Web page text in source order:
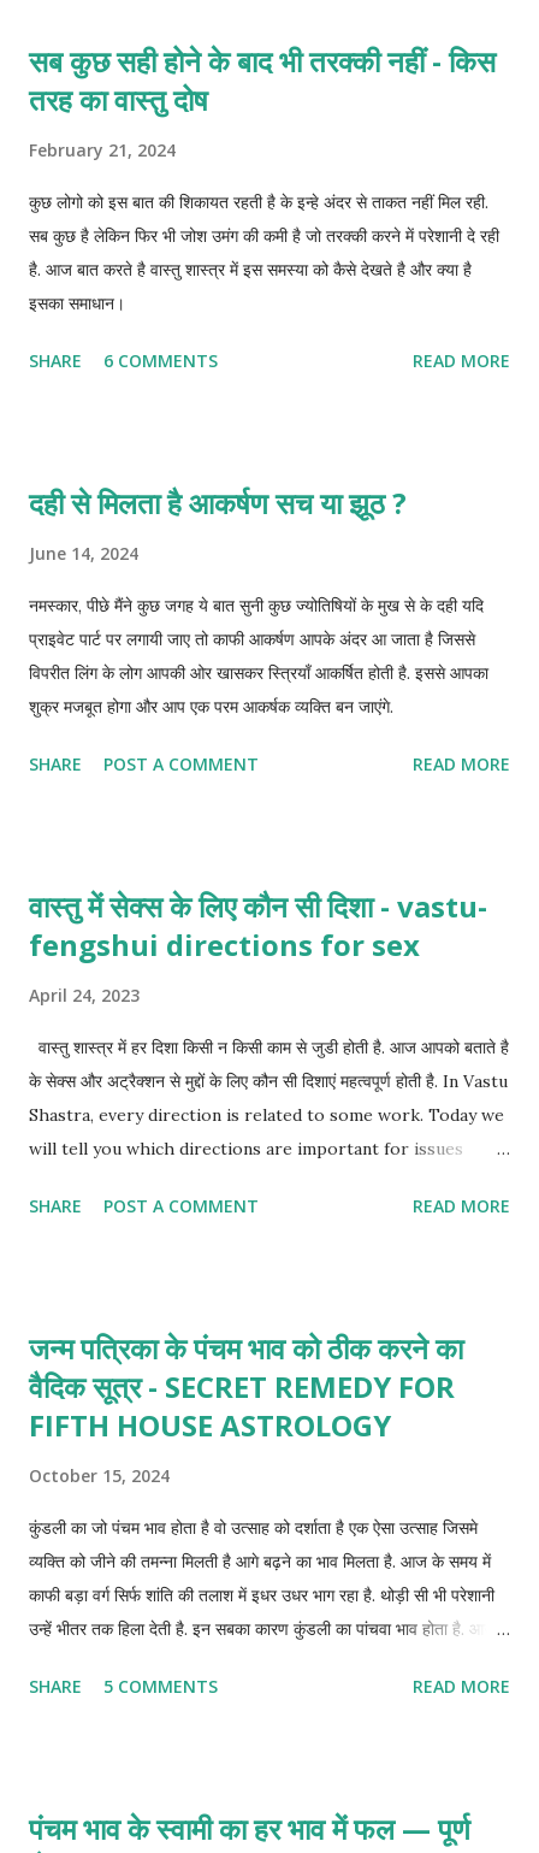
सब कुछ सही होने के बाद भी तरक्की नहीं - किस
तरह का वास्तु दोष
February 21, 2024
कुछ लोगो को इस बात की शिकायत रहती है के इन्हे अंदर से ताकत नहीं मिल रही.
सब कुछ है लेकिन फिर भी जोश उमंग की कमी है जो तरक्की करने में परेशानी दे रही
है. आज बात करते है वास्तु शास्त्र में इस समस्या को कैसे देखते है और क्या है
इसका समाधान।
SHARE 6 COMMENTS READ MORE
दही से मिलता है आकर्षण सच या झूठ ?
June 14, 2024
नमस्कार, पीछे मैंने कुछ जगह ये बात सुनी कुछ ज्योतिषियों के मुख से के दही यदि
प्राइवेट पार्ट पर लगायी जाए तो काफी आकर्षण आपके अंदर आ जाता है जिससे
विपरीत लिंग के लोग आपकी ओर खासकर स्त्रियाँ आकर्षित होती है. इससे आपका
शुक्र मजबूत होगा और आप एक परम आकर्षक व्यक्ति बन जाएंगे.
SHARE POST A COMMENT READ MORE
वास्तु में सेक्स के लिए कौन सी दिशा - vastu-
fengshui directions for sex
April 24, 2023
वास्तु शास्त्र में हर दिशा किसी न किसी काम से जुडी होती है. आज आपको बताते है
के सेक्स और अट्रैक्शन से मुद्दों के लिए कौन सी दिशाएं महत्वपूर्ण होती है. In Vastu
Shastra, every direction is related to some work. Today we
will tell you which directions are important for issues
SHARE POST A COMMENT READ MORE
जन्म पत्रिका के पंचम भाव को ठीक करने का
वैदिक सूत्र - SECRET REMEDY FOR
FIFTH HOUSE ASTROLOGY
October 15, 2024
कुंडली का जो पंचम भाव होता है वो उत्साह को दर्शाता है एक ऐसा उत्साह जिसमे
व्यक्ति को जीने की तमन्ना मिलती है आगे बढ़ने का भाव मिलता है. आज के समय में
काफी बड़ा वर्ग सिर्फ शांति की तलाश में इधर उधर भाग रहा है. थोड़ी सी भी परेशानी
उन्हें भीतर तक हिला देती है. इन सबका कारण कुंडली का पांचवा भाव होता है. आज
सकते है.
SHARE 5 COMMENTS READ MORE
पंचम भाव के स्वामी का हर भाव में फल — पूर्ण